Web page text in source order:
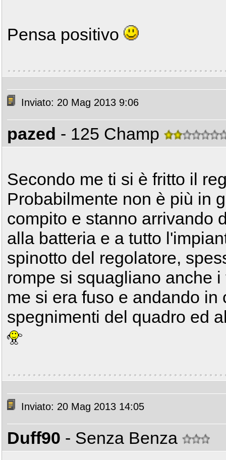
Pensa positivo
Inviato: 20 Mag 2013 9:06
pazed - 125 Champ
Secondo me ti si è fritto il
Probabilmente non è più in
compito e stanno arrivando
alla batteria e a tutto
spinotto del regolatore,
rompe si squagliano anche
me si era fuso e andando in
spegnimenti del quadro ed
Inviato: 20 Mag 2013 14:05
Duff90 - Senza Benza